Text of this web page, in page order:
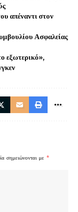
απέναντι στον
Ασφαλείας
εξωτερικό»,
σημειώνονται με *